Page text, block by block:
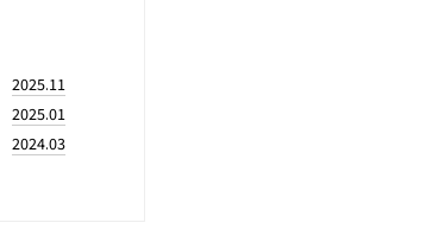
2025.11
2025.01
2024.03